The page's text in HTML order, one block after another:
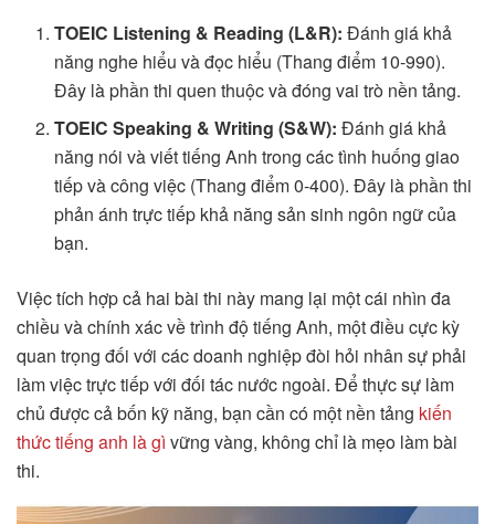
TOEIC Listening & Reading (L&R): Đánh giá khả
năng nghe hiểu và đọc hiểu (Thang điểm 10-990).
Đây là phần thi quen thuộc và đóng vai trò nền tảng.
TOEIC Speaking & Writing (S&W): Đánh giá khả
năng nói và viết tiếng Anh trong các tình huống giao
tiếp và công việc (Thang điểm 0-400). Đây là phần thi
phản ánh trực tiếp khả năng sản sinh ngôn ngữ của
bạn.
Việc tích hợp cả hai bài thi này mang lại một cái nhìn đa
chiều và chính xác về trình độ tiếng Anh, một điều cực kỳ
quan trọng đối với các doanh nghiệp đòi hỏi nhân sự phải
làm việc trực tiếp với đối tác nước ngoài. Để thực sự làm
chủ được cả bốn kỹ năng, bạn cần có một nền tảng kiến
thức tiếng anh là gì vững vàng, không chỉ là mẹo làm bài
thi.